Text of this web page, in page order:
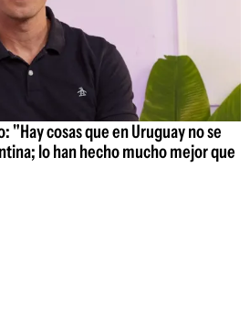
"Hay cosas que en Uruguay no se
lo han hecho mucho mejor que